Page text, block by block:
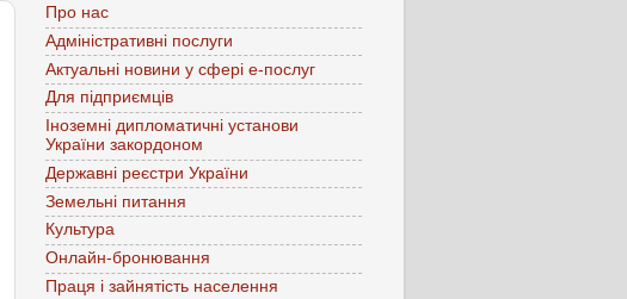
Про нас
Адміністративні послуги
Актуальні новини у сфері е-послуг
Для підприємців
Іноземні дипломатичні установи
України закордоном
Державні реєстри України
Земельні питання
Культура
Онлайн-бронювання
Праця і зайнятість населення